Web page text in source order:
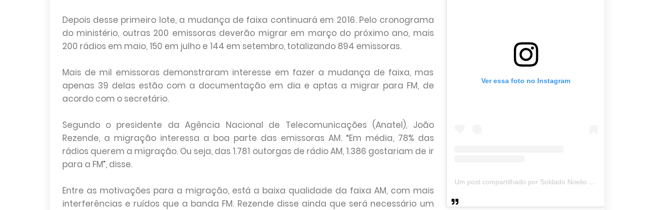
Depois desse primeiro lote, a mudança de faixa continuará em 2016. Pelo cronograma
do ministério, outras 200 emissoras deverão migrar em março do próximo ano, mais
200 rádios em maio, 150 em julho e 144 em setembro, totalizando 894 emissoras.
Mais de mil emissoras demonstraram interesse em fazer a mudança de faixa, mas
apenas 39 delas estão com a documentação em dia e aptas a migrar para FM, de
acordo com o secretário.
Segundo o presidente da Agência Nacional de Telecomunicações (Anatel), João
Rezende, a migração interessa a boa parte das emissoras AM. “Em média, 78% das
rádios querem a migração. Ou seja, das 1.781 outorgas de rádio AM, 1.386 gostariam de ir
para a FM”, disse.
Entre as motivações para a migração, está a baixa qualidade da faixa AM, com mais
interferências e ruídos que a banda FM. Rezende disse ainda que será necessário um
Ver essa foto no Instagram
Um post compartilhado por Soldado Noelio (@soldadonoelio)